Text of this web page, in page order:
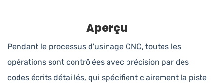
Aperçu
Pendant le processus d'usinage CNC, toutes les
opérations sont contrôlées avec précision par des
codes écrits détaillés, qui spécifient clairement la piste